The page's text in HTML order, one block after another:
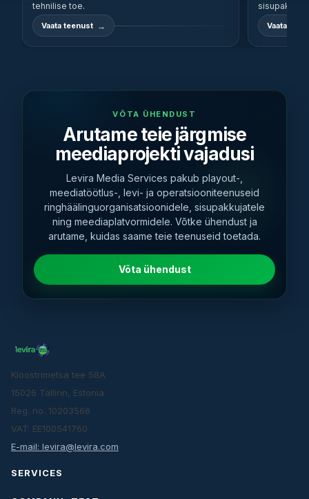
tehnilise toe.
Vaata teenust Vaata
VÕTA ÜHENDUST
Arutame teie järgmise
meediaprojekti vajadusi
Levira Media Services pakub playout-,
meediatöötlus-, levi- ja operatsiooniteenuseid
ringhäälinguorganisatsioonidele, sisupakkujatele
ning meediaplatvormidele. Võtke ühendust ja
arutame, kuidas saame teie teenuseid toetada.
Võta ühendust
Kloostrimetsa tee 58A
15026 Tallinn, Estonia
Reg. no. 10203566
VAT: EE100541760
E-mail: levira@levira.com
SERVICES